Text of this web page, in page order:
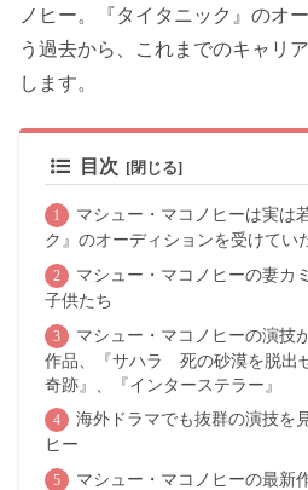
ノヒー。『タイタニック』のオ
う過去から、これまでのキャリ
します。
目次
マシュー・マコノヒーは実は
ク』のオーディションを受けてい
マシュー・マコノヒーの妻カ
子供たち
マシュー・マコノヒーの演技
作品、『サハラ 死の砂漠を脱出
奇跡』、『インターステラー』
海外ドラマでも抜群の演技を
ヒー
マシュー・マコノヒーの最新